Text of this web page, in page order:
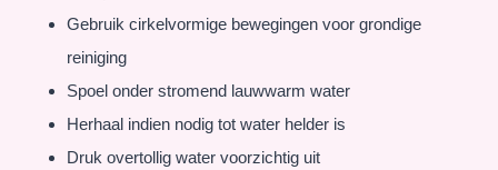
Gebruik cirkelvormige bewegingen voor grondige
reiniging
Spoel onder stromend lauwwarm water
Herhaal indien nodig tot water helder is
Druk overtollig water voorzichtig uit